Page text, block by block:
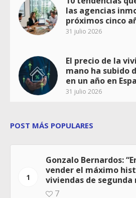
las agencias
próximos cinco
31 julio 2026
El precio de la
mano ha subido
en un año en
31 julio 2026
POST MÁS POPULARES
1
Gonzalo Bernardos:
vender el máximo
viviendas de segunda
7